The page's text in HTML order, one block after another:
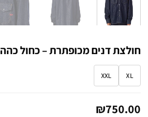
חולצת דנים מכופתרת – כחול כהה
XL
XXL
₪750.00